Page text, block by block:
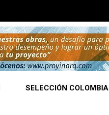
SELECCIÓN COLOMBIA